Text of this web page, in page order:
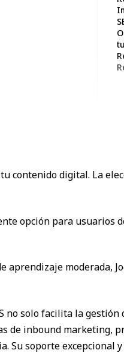
contenido digital. La
opción para usuarios
aprendizaje moderada,
no solo facilita la gestión
de inbound marketing,
Su soporte excepcional